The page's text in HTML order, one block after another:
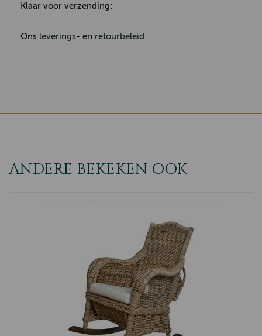
Klaar voor verzending:
Ons leverings- en retourbeleid
ANDERE BEKEKEN OOK